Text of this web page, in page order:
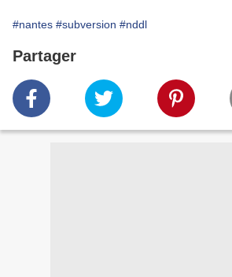
#nantes #subversion #nddl
Partager